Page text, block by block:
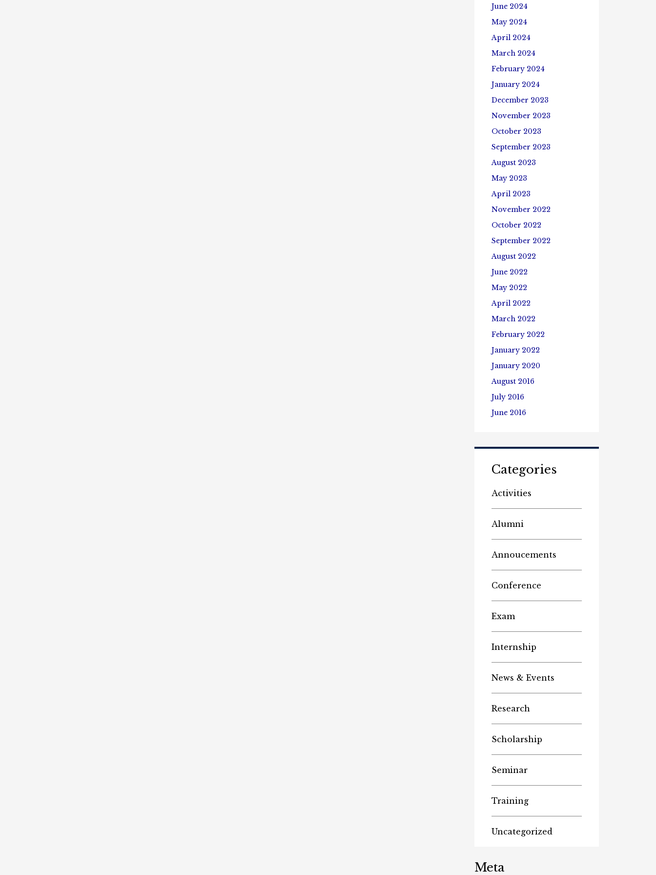
June 2024
May 2024
April 2024
March 2024
February 2024
January 2024
December 2023
November 2023
October 2023
September 2023
August 2023
May 2023
April 2023
November 2022
October 2022
September 2022
August 2022
June 2022
May 2022
April 2022
March 2022
February 2022
January 2022
January 2020
August 2016
July 2016
June 2016
Categories
Activities
Alumni
Annoucements
Conference
Exam
Internship
News & Events
Research
Scholarship
Seminar
Training
Uncategorized
Meta